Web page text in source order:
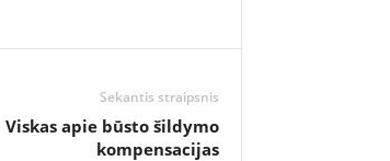
Sekantis straipsnis
Viskas apie būsto šildymo
kompensacijas